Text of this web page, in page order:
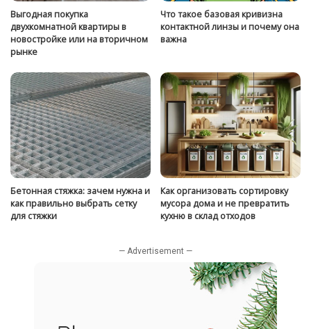
Выгодная покупка
двухкомнатной квартиры в
новостройке или на вторичном
рынке
Что такое базовая кривизна
контактной линзы и почему она
важна
Бетонная стяжка: зачем нужна и
как правильно выбрать сетку
для стяжки
Как организовать сортировку
мусора дома и не превратить
кухню в склад отходов
— Advertisement —